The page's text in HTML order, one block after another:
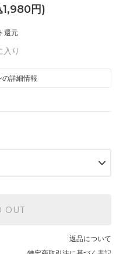
1,980円)
還元
入り
詳細情報
OUT
返品について